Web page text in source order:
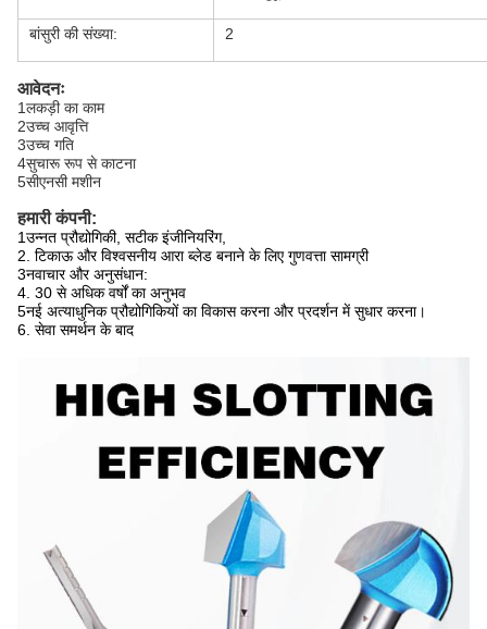
बांसुरी की संख्या: 2
आवेदनः
1लकड़ी का काम
2उच्च आवृत्ति
3उच्च गति
4सुचारू रूप से काटना
5सीएनसी मशीन
हमारी कंपनी:
1उन्नत प्रौद्योगिकी, सटीक इंजीनियरिंग,
2. टिकाऊ और विश्वसनीय आरा ब्लेड बनाने के लिए गुणवत्ता सामग्री
3नवाचार और अनुसंधान:
4. 30 से अधिक वर्षों का अनुभव
5नई अत्याधुनिक प्रौद्योगिकियों का विकास करना और प्रदर्शन में सुधार करना।
6. सेवा समर्थन के बाद